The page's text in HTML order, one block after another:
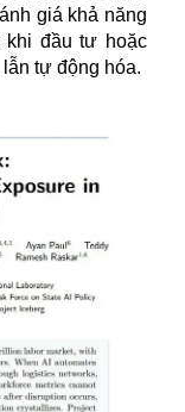
giá khả năng
đầu tư hoặc
tự động hóa.